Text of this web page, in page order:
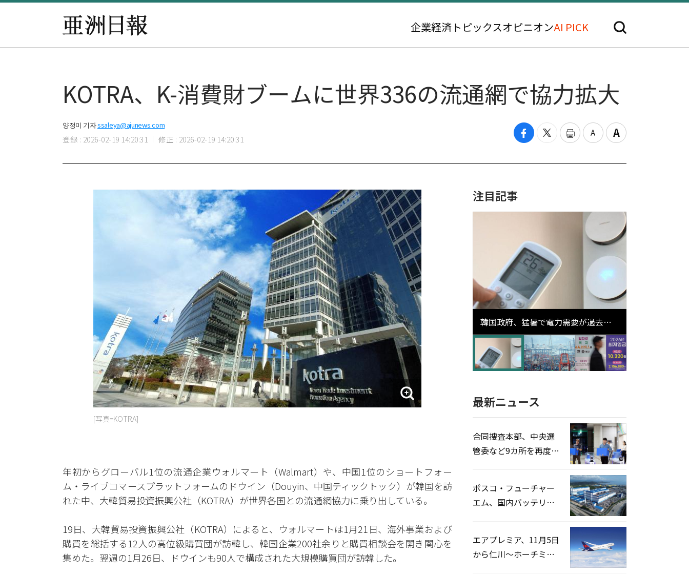
企業経済 トピックスオピニオンAI PICK
KOTRA、K-消費財ブームに世界336の流通網で協力拡大
양정미 기자ssaleya@ajunews.com
登録 : 2026-02-19 14:20:31 修正 : 2026-02-19 14:20:31
[写真=KOTRA]
年初からグローバル1位の流通企業ウォルマート（Walmart）や、中国1位のショートフォー
ム・ライブコマースプラットフォームのドウイン（Douyin、中国ティックトック）が韓国を訪
れた中、大韓貿易投資振興公社（KOTRA）が世界各国との流通網協力に乗り出している。
19日、大韓貿易投資振興公社（KOTRA）によると、ウォルマートは1月21日、海外事業および
購買を総括する12人の高位級購買団が訪韓し、韓国企業200社余りと購買相談会を開き関心を
集めた。翌週の1月26日、ドウインも90人で構成された大規模購買団が訪韓した。
注目記事
韓国政府、猛暑で電力需要が過去最
高更新の可能性に需給対応体制を点
検
最新ニュース
合同捜査本部、中央選
管委など9カ所を再度家
ポスコ・フューチャー
エム、国内バッテリー
エアプレミア、11月5日
から仁川〜ホーチミン